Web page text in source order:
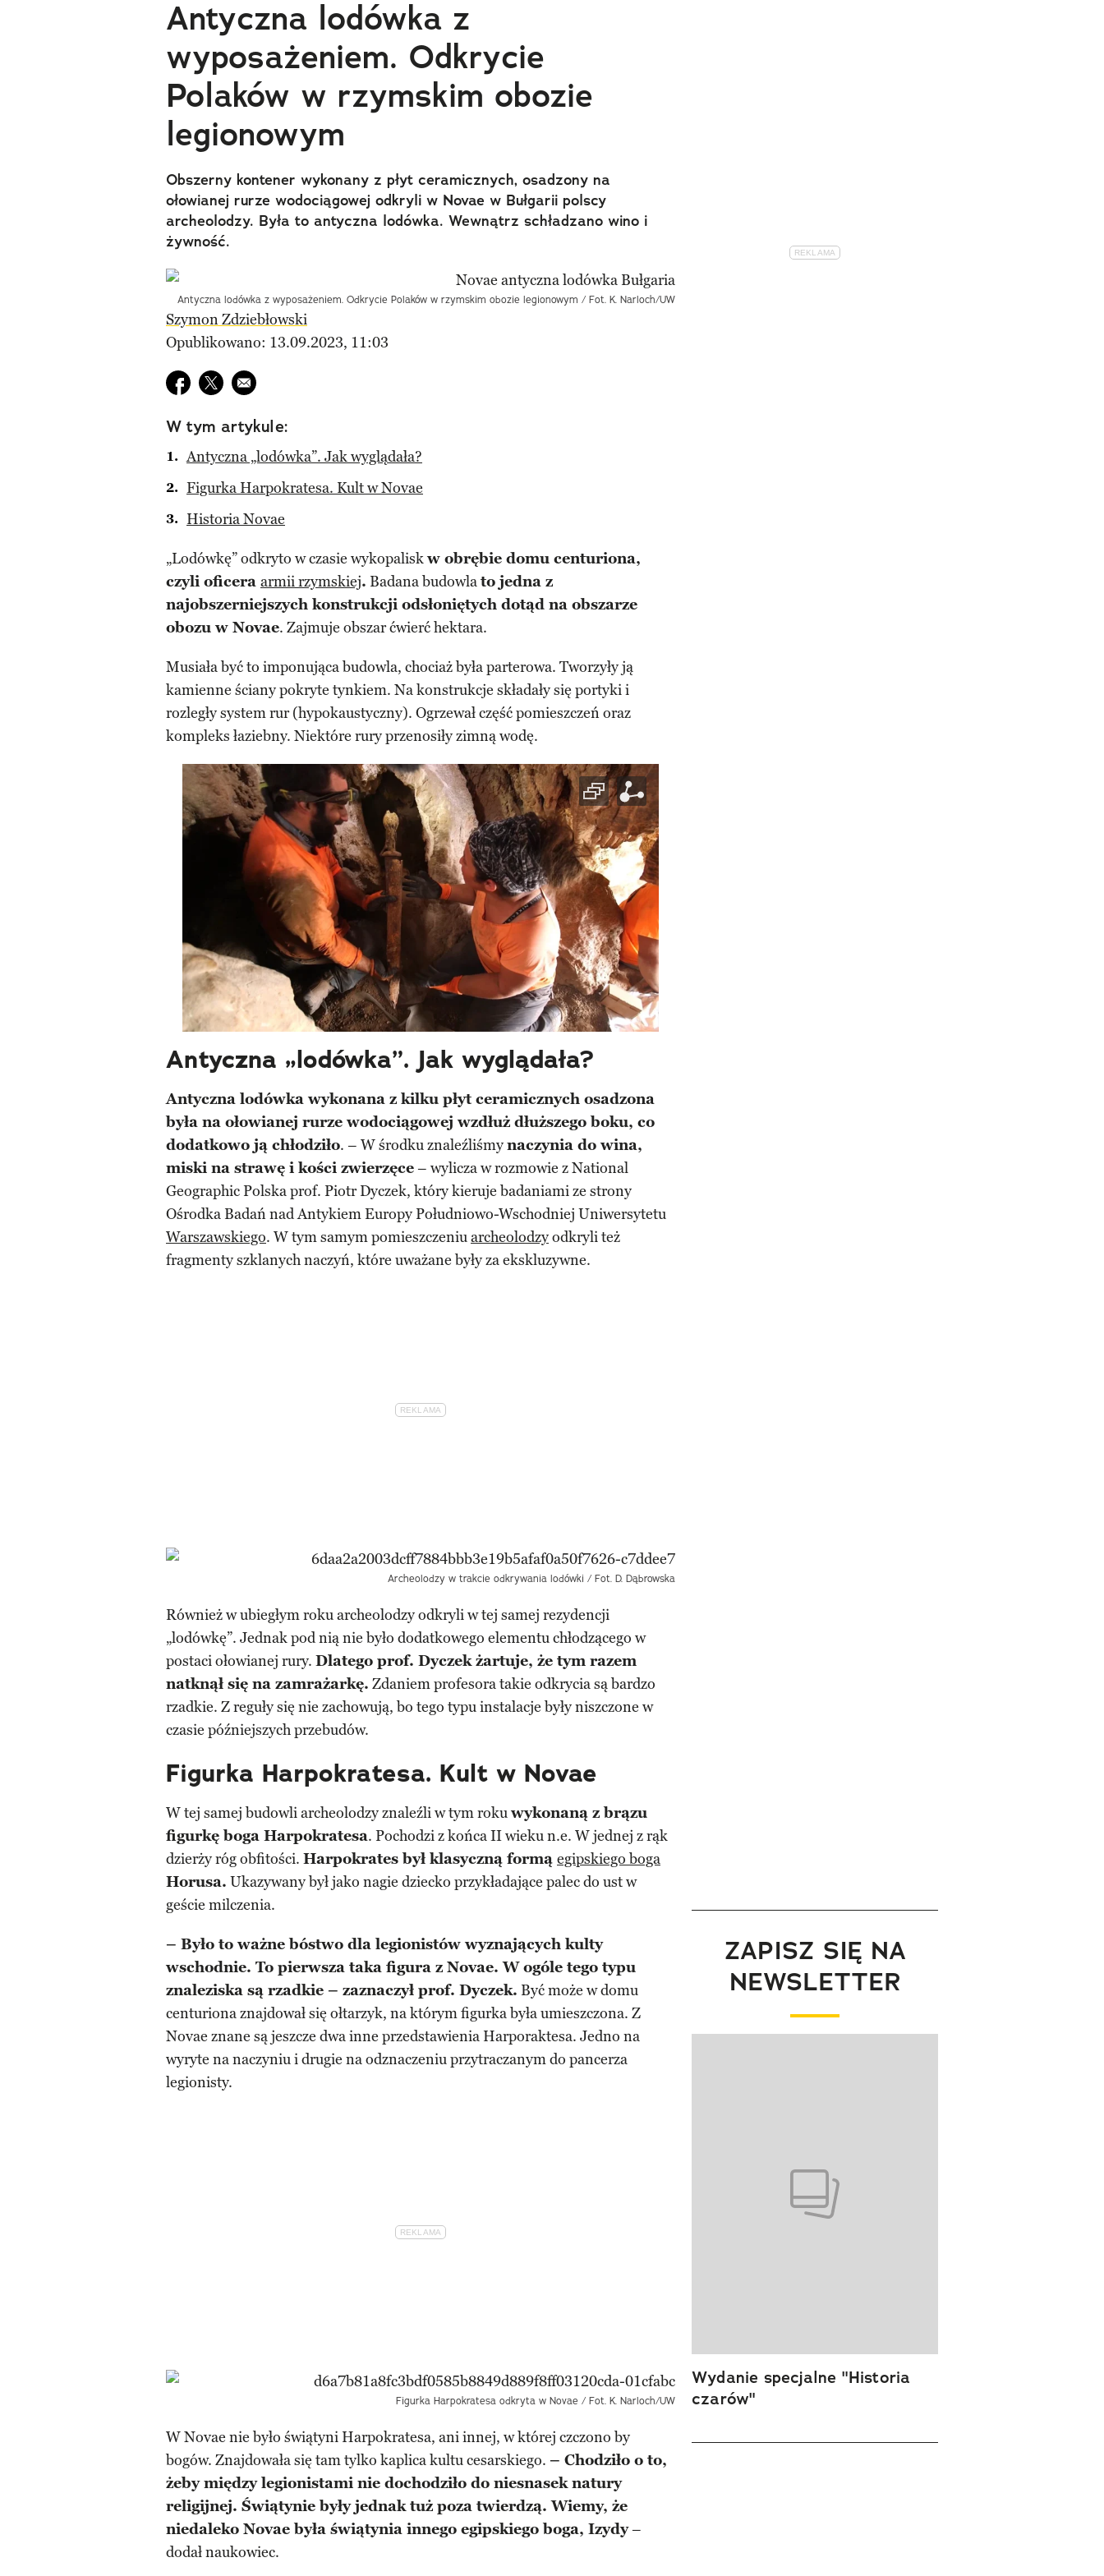
Antyczna lodówka z
wyposażeniem. Odkrycie
Polaków w rzymskim obozie
legionowym
Obszerny kontener wykonany z płyt ceramicznych, osadzony na
ołowianej rurze wodociągowej odkryli w Novae w Bułgarii polscy
archeolodzy. Była to antyczna lodówka. Wewnątrz schładzano wino i
żywność.
Antyczna lodówka z wyposażeniem. Odkrycie Polaków w rzymskim obozie legionowym / Fot. K. Narloch/UW
Szymon Zdziebłowski
Opublikowano: 13.09.2023, 11:03
Udostępnij na facebook
Udostępnij na twitter
E-mail do przyjaciela
W tym artykule:
Antyczna „lodówka”. Jak wyglądała?
Figurka Harpokratesa. Kult w Novae
Historia Novae
„Lodówkę” odkryto w czasie wykopaliskw obrębie domu centuriona,
czyli oficera armii rzymskiej. Badana budowlato jedna z
najobszerniejszych konstrukcji odsłoniętych dotąd na obszarze
obozu w Novae. Zajmuje obszar ćwierć hektara.
Musiała być to imponująca budowla, chociaż była parterowa. Tworzyły ją
kamienne ściany pokryte tynkiem. Na konstrukcje składały się portyki i
rozległy system rur (hypokaustyczny). Ogrzewał część pomieszczeń oraz
kompleks łaziebny. Niektóre rury przenosiły zimną wodę.
Antyczna „lodówka”. Jak wyglądała?
Antyczna lodówka wykonana z kilku płyt ceramicznych osadzona
była na ołowianej rurze wodociągowej wzdłuż dłuższego boku, co
dodatkowo ją chłodziło. – W środku znaleźliśmynaczynia do wina,
miski na strawę i kości zwierzęce– wylicza w rozmowie z National
Geographic Polska prof. Piotr Dyczek, który kieruje badaniami ze strony
Ośrodka Badań nad Antykiem Europy Południowo-Wschodniej Uniwersytetu
Warszawskiego. W tym samym pomieszczeniuarcheolodzyodkryli też
fragmenty szklanych naczyń, które uważane były za ekskluzywne.
Archeolodzy w trakcie odkrywania lodówki / Fot. D. Dąbrowska
Również w ubiegłym roku archeolodzy odkryli w tej samej rezydencji
„lodówkę”. Jednak pod nią nie było dodatkowego elementu chłodzącego w
postaci ołowianej rury. Dlatego prof. Dyczek żartuje, że tym razem
natknął się na zamrażarkę. Zdaniem profesora takie odkrycia są bardzo
rzadkie. Z reguły się nie zachowują, bo tego typu instalacje były niszczone w
czasie późniejszych przebudów.
Figurka Harpokratesa. Kult w Novae
W tej samej budowli archeolodzy znaleźli w tym rokuwykonaną z brązu
figurkę boga Harpokratesa. Pochodzi z końca II wieku n.e. W jednej z rąk
dzierży róg obfitości. Harpokrates był klasyczną formą egipskiego boga
Horusa. Ukazywany był jako nagie dziecko przykładające palec do ust w
geście milczenia.
– Było to ważne bóstwo dla legionistów wyznających kulty
wschodnie. To pierwsza taka figura z Novae. W ogóle tego typu
znaleziska są rzadkie – zaznaczył prof. Dyczek. Być może w domu
centuriona znajdował się ołtarzyk, na którym figurka była umieszczona. Z
Novae znane są jeszcze dwa inne przedstawienia Harporaktesa. Jedno na
wyryte na naczyniu i drugie na odznaczeniu przytraczanym do pancerza
legionisty.
Figurka Harpokratesa odkryta w Novae / Fot. K. Narloch/UW
W Novae nie było świątyni Harpokratesa, ani innej, w której czczono by
bogów. Znajdowała się tam tylko kaplica kultu cesarskiego. – Chodziło o to,
żeby między legionistami nie dochodziło do niesnasek natury
religijnej. Świątynie były jednak tuż poza twierdzą. Wiemy, że
niedaleko Novae była świątynia innego egipskiego boga, Izydy–
dodał naukowiec.
ZAPISZ SIĘ NA
NEWSLETTER
Wydanie specjalne "Historia
czarów"